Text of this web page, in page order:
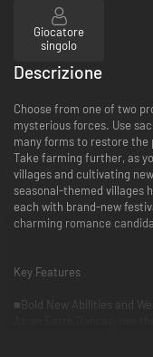
Giocatore
singolo
Descrizione
Choose from one of two
mysterious forces. Use
many forms to restore the
Take farming further, as
villages and cultivating
seasonal-themed villages
each with brand-new
charming romance
Key Features
■Bold New Abilities and
weapons like the Bow